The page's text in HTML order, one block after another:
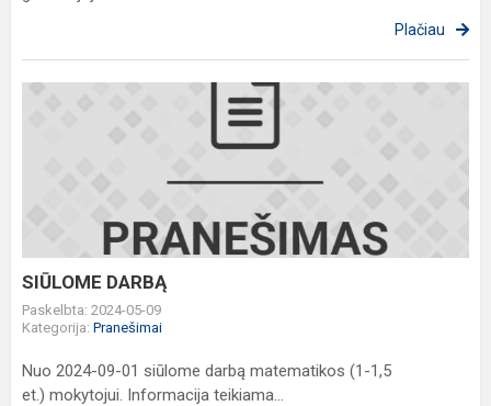
Plačiau
SIŪLOME
SIŪLOME DARBĄ
Paskelbta: 2024-05-09
Kategorija: Pranešimai
Nuo 2024-09-01 siūlome darbą matematikos (1-1,5
et.) mokytojui. Informacija teikiama...